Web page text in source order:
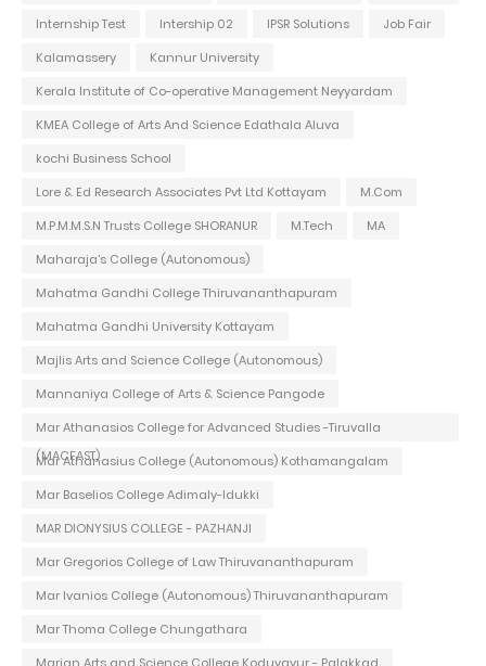
Internship Test
Intership 02 IPSR Solutions
Job Fair
Kalamassery
Kannur University
Kerala Institute of Co-operative Management Neyyardam
KMEA College of Arts And Science Edathala Aluva
kochi Business School
Lore & Ed Research Associates Pvt Ltd Kottayam
M.Com
M.P.M.M.S.N Trusts College SHORANUR
M.Tech
MA
Maharaja's College (Autonomous)
Mahatma Gandhi College Thiruvananthapuram
Mahatma Gandhi University Kottayam
Majlis Arts and Science College (Autonomous)
Mannaniya College of Arts & Science Pangode
Mar Athanasios College for Advanced Studies -Tiruvalla
(MACFAST)
Mar Athanasius College (Autonomous) Kothamangalam
Mar Baselios College Adimaly-Idukki
MAR DIONYSIUS COLLEGE - PAZHANJI
Mar Gregorios College of Law Thiruvananthapuram
Mar Ivanios College (Autonomous) Thiruvananthapuram
Mar Thoma College Chungathara
Marian Arts and Science College Koduvayur - Palakkad